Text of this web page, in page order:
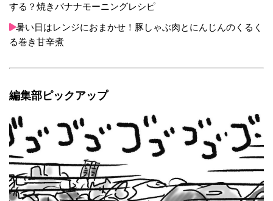
する？焼きバナナモーニングレシピ
暑い日はレンジにおまかせ！豚しゃぶ肉とにんじんのくるく
る巻き甘辛煮
編集部ピックアップ